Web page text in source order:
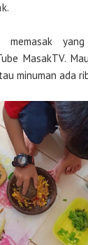
memasak
MasakTV.
minuman ada